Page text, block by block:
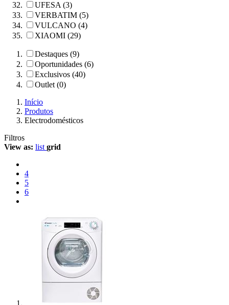
UFESA (3)
VERBATIM (5)
VULCANO (4)
XIAOMI (29)
Destaques (9)
Oportunidades (6)
Exclusivos (40)
Outlet (0)
Início
Produtos
Electrodomésticos
Filtros
View as: list grid
4
5
6